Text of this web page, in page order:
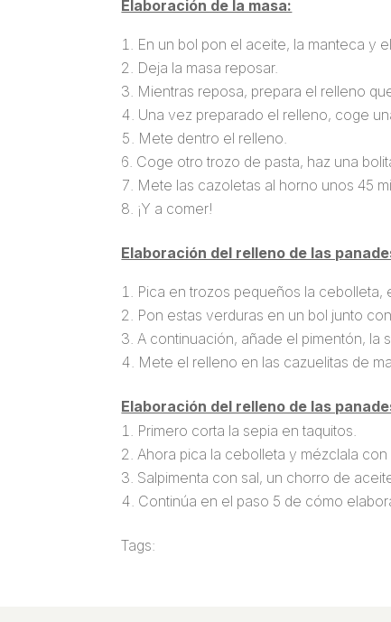
Elaboración de la masa:
En un bol pon el aceite, la manteca y
Deja la masa reposar.
Mientras reposa, prepara el relleno
Una vez preparado el relleno, coge
Mete dentro el relleno.
Coge otro trozo de pasta, haz una
Mete las cazoletas al horno unos 45
¡Y a comer!
Elaboración del relleno de las
Pica en trozos pequeños la cebolleta,
Pon estas verduras en un bol junto
A continuación, añade el pimentón, la
Mete el relleno en las cazuelitas de
Elaboración del relleno de las
Primero corta la sepia en taquitos.
Ahora pica la cebolleta y mézclala
Salpimenta con sal, un chorro de
Continúa en el paso 5 de cómo
Tags: